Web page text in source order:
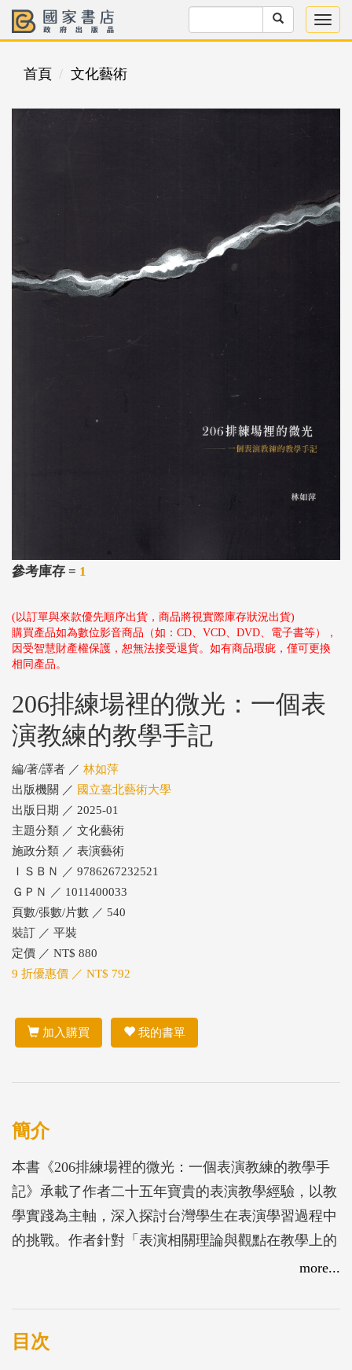
首頁 文化藝術
參考庫存 = 1
(以訂單與來款優先順序出貨，商品將視實際庫存狀況出貨)
購買產品如為數位影音商品（如：CD、VCD、DVD、電子書等），
因受智慧財產權保護，恕無法接受退貨。如有商品瑕疵，僅可更換
相同產品。
206排練場裡的微光：一個表
演教練的教學手記
編/著/譯者 ／ 林如萍
出版機關 ／ 國立臺北藝術大學
出版日期 ／ 2025-01
主題分類 ／ 文化藝術
施政分類 ／ 表演藝術
ＩＳＢＮ ／ 9786267232521
ＧＰＮ ／ 1011400033
頁數/張數/片數 ／ 540
裝訂 ／ 平裝
定價 ／ NT$ 880
9 折優惠價 ／ NT$ 792
加入購買 我的書單
簡介
本書《206排練場裡的微光：一個表演教練的教學手
記》承載了作者二十五年寶貴的表演教學經驗，以教
學實踐為主軸，深入探討台灣學生在表演學習過程中
的挑戰。作者針對「表演相關理論與觀點在教學上的
應用」進行論述，提出「培養通才型演員」的總體課
單元組成；動作、聲音、綜合與文本，共計72項表演
訓練項目。這些項目涵蓋多層面的表演能力訓練，每
more...
目次